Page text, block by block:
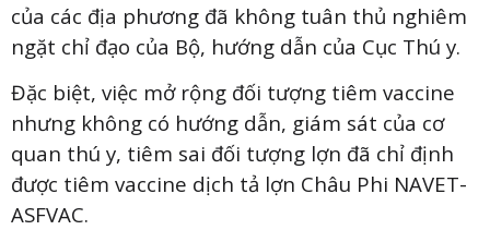
của các địa phương đã không tuân thủ nghiêm
ngặt chỉ đạo của Bộ, hướng dẫn của Cục Thú y.
Đặc biệt, việc mở rộng đối tượng tiêm vaccine
nhưng không có hướng dẫn, giám sát của cơ
quan thú y, tiêm sai đối tượng lợn đã chỉ định
được tiêm vaccine dịch tả lợn Châu Phi NAVET-
ASFVAC.